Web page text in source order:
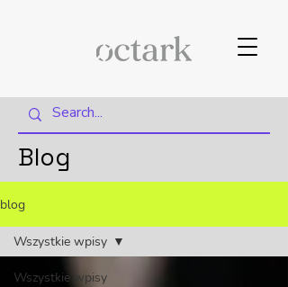
Blog
blog
Wszystkie wpisy
Wszystkie wpisy